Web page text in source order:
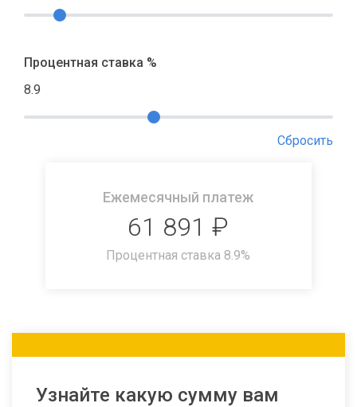
Процентная ставка %
8.9
Сбросить
Ежемесячный платеж
61 891 ₽
Процентная ставка 8.9%
Узнайте какую сумму вам